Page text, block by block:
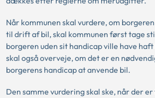
Når kommunen skal vurdere, om
til drift af bil, skal kommunen først tage
borgeren uden sit handicap ville have
skal også overveje, om det er en
borgerens handicap at anvende bil.
Den samme vurdering skal ske, når der